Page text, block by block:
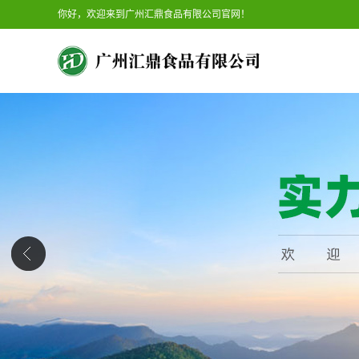
你好，欢迎来到广州汇鼎食品有限公司官网！